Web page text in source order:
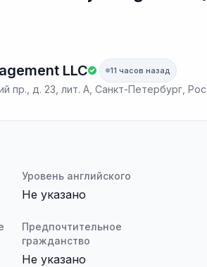
LLC 11 часов назад
пр., д. 23, лит. А, Санкт-Петербург,
Уровень английского
Не указано
Предпочтительное
гражданство
Не указано